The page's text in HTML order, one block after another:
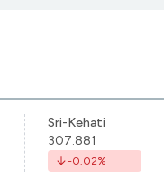
Sri-Kehati
307.881
-0.02%